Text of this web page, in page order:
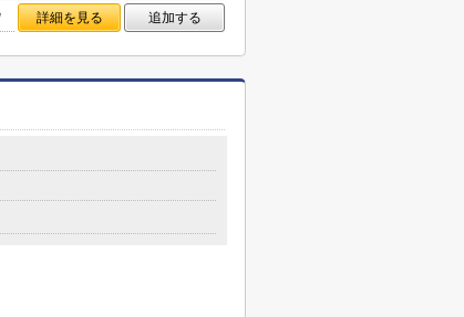
詳細を見る 追加する